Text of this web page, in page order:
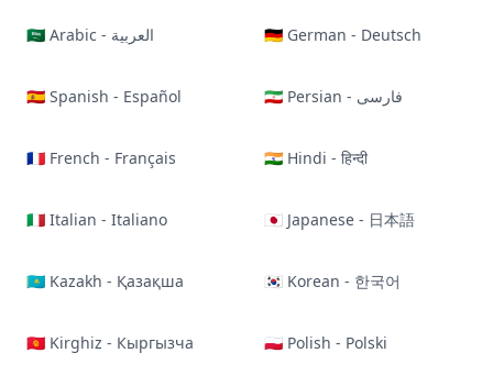
🇸🇦 Arabic - العربية 🇩🇪 German - Deutsch
🇪🇸 Spanish - Español 🇮🇷 Persian - فارسی
🇫🇷 French - Français 🇮🇳 Hindi - हिन्दी
🇮🇹 Italian - Italiano 🇯🇵 Japanese - 日本語
🇰🇿 Kazakh - Қазақша 🇰🇷 Korean - 한국어
🇰🇬 Kirghiz - Кыргызча 🇵🇱 Polish - Polski